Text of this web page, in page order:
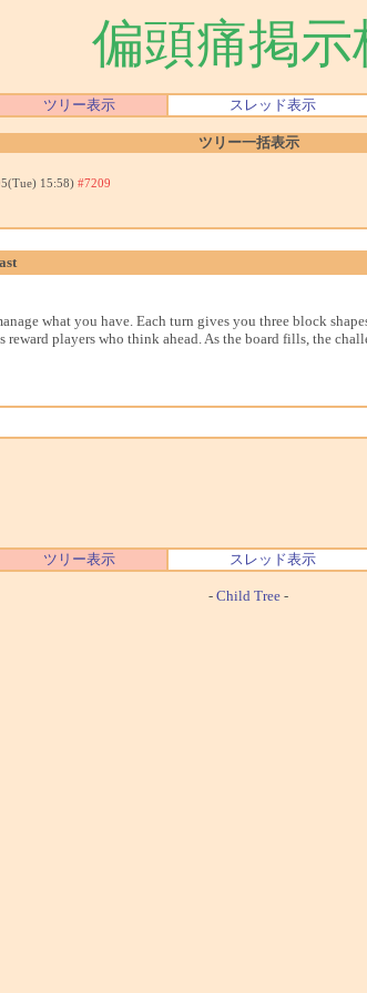
偏頭痛掲示
ツリー表示 スレッド表示
ツリー一括表示
15:58) #7209
what you have. Each turn gives you three block
players who think ahead. As the board fills, the
ツリー表示 スレッド表示
- Child Tree -